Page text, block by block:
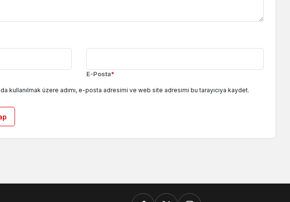
E-Posta*
kullanılmak üzere adımı, e-posta adresimi ve web site adresimi bu tarayıcıya kaydet.